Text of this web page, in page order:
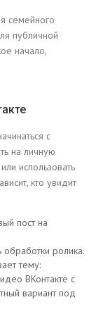
семейного
публичной
начало,
с
на личную
использовать
кто увидит
пост на
обработки ролика.
тему:
ВКонтакте с
вариант под